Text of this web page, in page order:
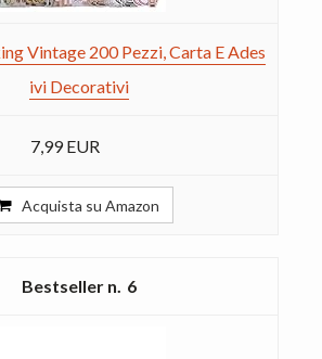
Vintage 200 Pezzi, Carta E Ades
ivi Decorativi
7,99 EUR
Acquista su Amazon
6